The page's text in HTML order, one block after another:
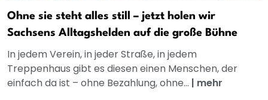
Ohne sie steht alles still – jetzt holen wir
Sachsens Alltagshelden auf die große Bühne
In jedem Verein, in jeder Straße, in jedem
Treppenhaus gibt es diesen einen Menschen, der
einfach da ist – ohne Bezahlung, ohne... | mehr